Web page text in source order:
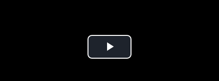
Play